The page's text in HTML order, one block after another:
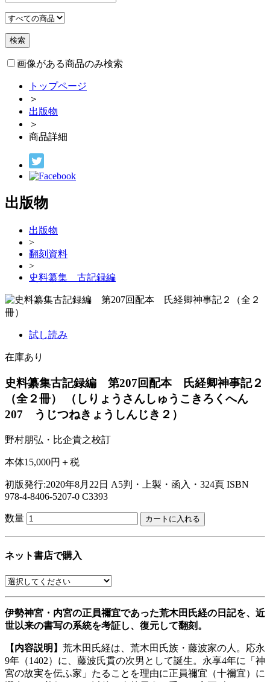
画像がある商品のみ検索
トップページ
＞
出版物
＞
商品詳細
出版物
出版物
>
翻刻資料
>
史料纂集 古記録編
試し読み
在庫あり
史料纂集古記録編 第207回配本 氏経卿神事記２
（全２冊）
（しりょうさんしゅうこきろくへん
207 うじつねきょうしんじき２）
野村朋弘・比企貴之校訂
本体15,000円＋税
初版発行:2020年8月22日 A5判・上製・函入・324頁 ISBN
978-4-8406-5207-0 C3393
数量
ネット書店で購入
伊勢神宮・内宮の正員禰宜であった荒木田氏経の日記を、近
世以来の書写の系統を考証し、復元して翻刻。
【内容説明】 荒木田氏経は、荒木田氏族・藤波家の人。応永
9年（1402）に、藤波氏貫の次男として誕生。永享4年に「神
宮の故実を伝ふ家」たることを理由に正員禰宜（十禰宜）に